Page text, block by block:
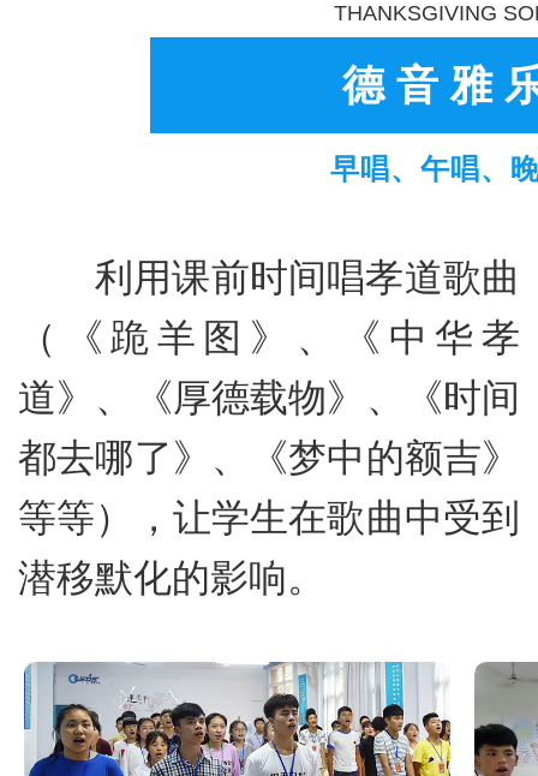
THANKSGIVING
德音雅
早唱、午唱、
利用课前时间唱孝道歌曲
（《跪羊图》、《中华孝
道》、《厚德载物》、《时间
都去哪了》、《梦中的额吉》
等等），让学生在歌曲中受到
潜移默化的影响。